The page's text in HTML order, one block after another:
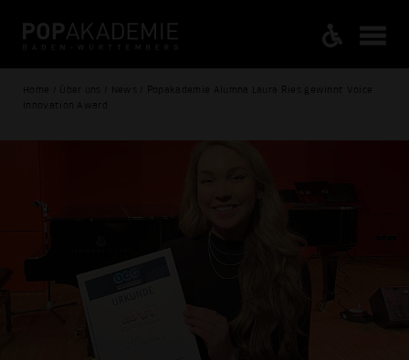
Home / Über uns / News / Popakademie Alumna Laura Ries gewinnt Voice
Innovation Award